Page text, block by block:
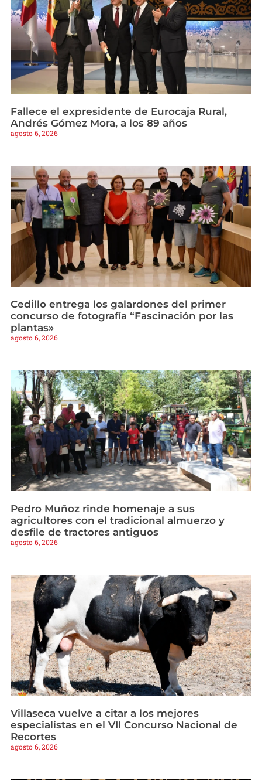
Fallece el expresidente de Eurocaja Rural,
Andrés Gómez Mora, a los 89 años
agosto 6, 2026
Cedillo entrega los galardones del primer
concurso de fotografía “Fascinación por las
plantas»
agosto 6, 2026
Pedro Muñoz rinde homenaje a sus
agricultores con el tradicional almuerzo y
desfile de tractores antiguos
agosto 6, 2026
Villaseca vuelve a citar a los mejores
especialistas en el VII Concurso Nacional de
Recortes
agosto 6, 2026